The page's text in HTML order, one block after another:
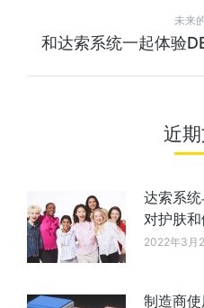
未来
和达索系统一起体验
近
达索系
对护肤
2022年3月
制造商